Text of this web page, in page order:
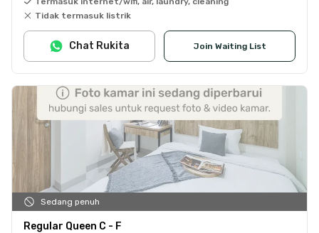
Tidak termasuk listrik
Join Waiting List
Chat Rukita
Sedang penuh
Regular Queen C - F